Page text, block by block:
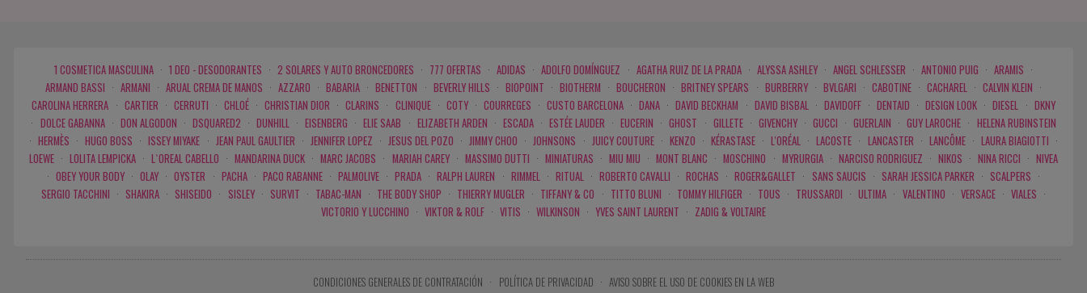
1 COSMETICA MASCULINA · 1 DEO - DESODORANTES · 2 SOLARES Y AUTO BRONCEDORES · 777 OFERTAS · ADIDAS · ADOLFO DOMÍNGUEZ · AGATHA RUIZ DE LA PRADA · ALYSSA ASHLEY · ANGEL SCHLESSER · ANTONIO PUIG · ARAMIS ·
ARMAND BASSI · ARMANI · ARUAL CREMA DE MANOS · AZZARO · BABARIA · BENETTON · BEVERLY HILLS · BIOPOINT · BIOTHERM · BOUCHERON · BRITNEY SPEARS · BURBERRY · BVLGARI · CABOTINE · CACHAREL · CALVIN KLEIN ·
CAROLINA HERRERA · CARTIER · CERRUTI · CHLOÉ · CHRISTIAN DIOR · CLARINS · CLINIQUE · COTY · COURREGES · CUSTO BARCELONA · DANA · DAVID BECKHAM · DAVID BISBAL · DAVIDOFF · DENTAID · DESIGN LOOK · DIESEL · DKNY
· DOLCE GABANNA · DON ALGODON · DSQUARED2 · DUNHILL · EISENBERG · ELIE SAAB · ELIZABETH ARDEN · ESCADA · ESTÉE LAUDER · EUCERIN · GHOST · GILLETE · GIVENCHY · GUCCI · GUERLAIN · GUY LAROCHE · HELENA RUBINSTEIN
· HERMÈS · HUGO BOSS · ISSEY MIYAKE · JEAN PAUL GAULTIER · JENNIFER LOPEZ · JESUS DEL POZO · JIMMY CHOO · JOHNSONS · JUICY COUTURE · KENZO · KÉRASTASE · L'ORÉAL · LACOSTE · LANCASTER · LANCÔME · LAURA BIAGIOTTI ·
LOEWE · LOLITA LEMPICKA · L`OREAL CABELLO · MANDARINA DUCK · MARC JACOBS · MARIAH CAREY · MASSIMO DUTTI · MINIATURAS · MIU MIU · MONT BLANC · MOSCHINO · MYRURGIA · NARCISO RODRIGUEZ · NIKOS · NINA RICCI · NIVEA
· OBEY YOUR BODY · OLAY · OYSTER · PACHA · PACO RABANNE · PALMOLIVE · PRADA · RALPH LAUREN · RIMMEL · RITUAL · ROBERTO CAVALLI · ROCHAS · ROGER&GALLET · SANS SAUCIS · SARAH JESSICA PARKER · SCALPERS ·
SERGIO TACCHINI · SHAKIRA · SHISEIDO · SISLEY · SURVIT · TABAC-MAN · THE BODY SHOP · THIERRY MUGLER · TIFFANY & CO · TITTO BLUNI · TOMMY HILFIGER · TOUS · TRUSSARDI · ULTIMA · VALENTINO · VERSACE · VIALES ·
VICTORIO Y LUCCHINO · VIKTOR & ROLF · VITIS · WILKINSON · YVES SAINT LAURENT · ZADIG & VOLTAIRE
CONDICIONES GENERALES DE CONTRATACIÓN · POLÍTICA DE PRIVACIDAD · AVISO SOBRE EL USO DE COOKIES EN LA WEB